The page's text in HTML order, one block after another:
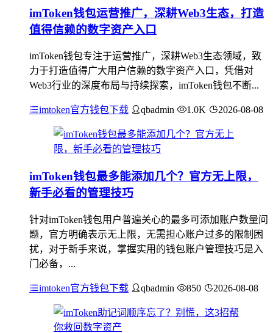
imToken钱包运营推广，深耕Web3生态，打造
值得信赖的数字资产入口
imToken钱包专注于运营推广，深耕Web3生态领域，致
力于打造值得广大用户信赖的数字资产入口，凭借对
Web3行业的深度布局与持续探索，imToken钱包不断...
imtoken官方钱包下载 qbadmin 1.0K 2026-08-08
imToken钱包最多能添加几个？官方无上限，
新手必看的管理技巧
针对imToken钱包用户普遍关心的最多可添加账户数量问
题，官方明确表示无上限，无需担心账户过多的限制困
扰，对于新手来说，掌握实用的钱包账户管理技巧是入
门必备，...
imtoken官方钱包下载 qbadmin 850 2026-08-08